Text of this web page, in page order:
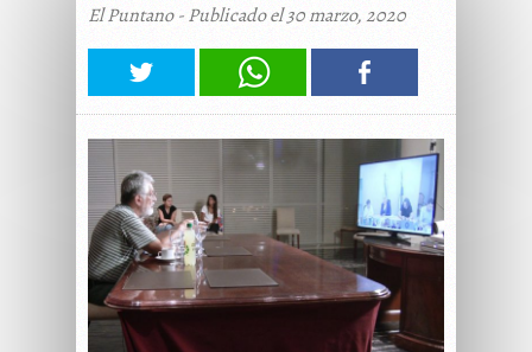
El Puntano - Publicado el 30 marzo, 2020